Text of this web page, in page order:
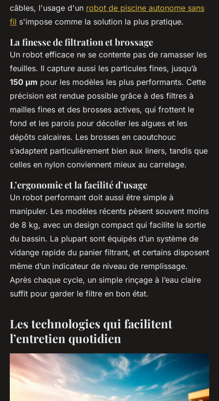
câbles, l'usage d'un robot de piscine autonome sans
fil s'impose comme la solution la plus pratique.
La finesse de filtration et brossage
Un robot efficace ne se contente pas de ramasser les
feuilles. Il capture aussi les particules fines, jusqu’à
150 µm pour les modèles les plus performants. Cette
précision est rendue possible grâce à des filtres à
mailles fines et des brosses actives, qui frottent le
fond et les parois pour décoller les algues et les
dépôts calcaires. Les brosses en caoutchouc
s’adaptent particulièrement bien aux liners, tandis que
celles en nylon conviennent mieux au carrelage.
L’ergonomie et la facilité d’usage
Un robot performant doit aussi être simple à
manipuler. Les modèles récents pèsent souvent moins
de 8 kg, avec un design compact qui facilite la sortie
du bassin. La plupart sont équipés d’un système de
vidange rapide du panier filtrant, et certains disposent
même d’un indicateur de niveau de remplissage.
Après chaque cycle, un simple rinçage à l’eau claire
suffit pour garder le filtre en bon état.
Les technologies qui facilitent
l’entretien quotidien